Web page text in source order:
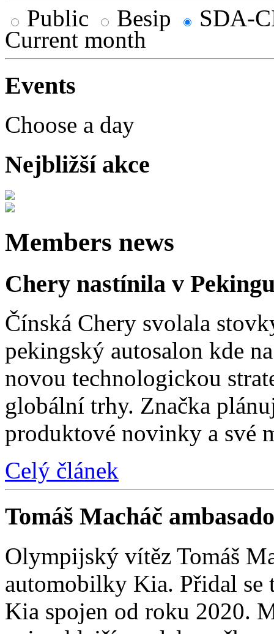
Public Besip
SDA-
Current month
Events
Choose a day
Nejbližší akce
Members news
Chery nastínila v
Čínská Chery svolala
pekingský autosalon kde
novou technologickou
globální trhy. Značka
produktové novinky a své
Celý článek
Tomáš Macháč
Olympijský vítěz Tomáš
automobilky Kia. Přidal se
Kia spojen od roku 2020.